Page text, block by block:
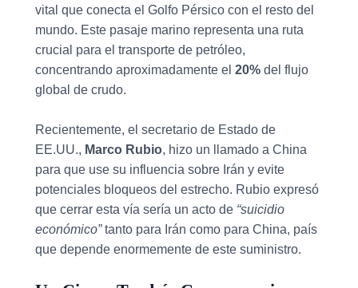
vital que conecta el Golfo Pérsico con el resto del
mundo. Este pasaje marino representa una ruta
crucial para el transporte de petróleo,
concentrando aproximadamente el 20% del flujo
global de crudo.
Recientemente, el secretario de Estado de
EE.UU., Marco Rubio, hizo un llamado a China
para que use su influencia sobre Irán y evite
potenciales bloqueos del estrecho. Rubio expresó
que cerrar esta vía sería un acto de “suicidio
económico”tanto para Irán como para China, país
que depende enormemente de este suministro.